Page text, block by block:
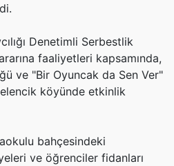
Denetimli Serbestlik
faaliyetleri kapsamında,
ve "Bir Oyuncak da Sen Ver"
köyünde etkinlik
bahçesindeki
ve öğrenciler fidanları